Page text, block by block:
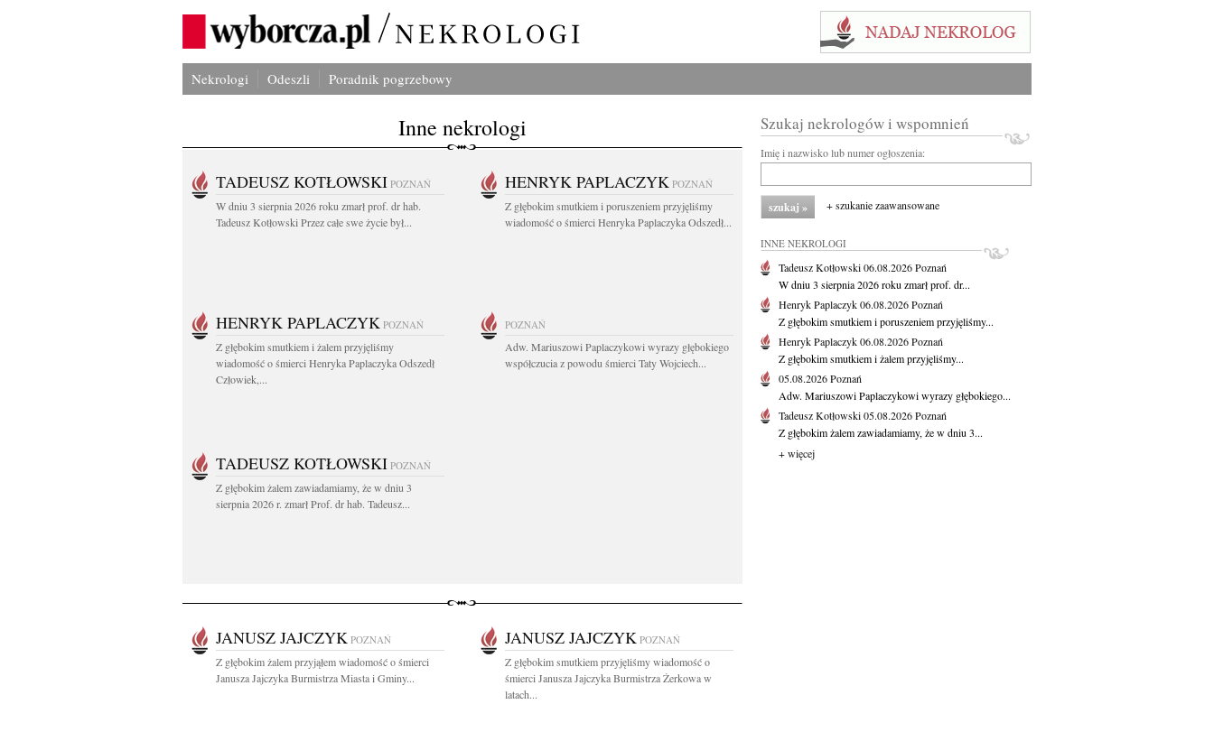
Nekrologi Odeszli Poradnik pogrzebowy
Inne nekrologi
TADEUSZ KOTŁOWSKI POZNAŃ
W dniu 3 sierpnia 2026 roku zmarł prof. dr hab.
Tadeusz Kotłowski Przez całe swe życie był...
HENRYK PAPLACZYK POZNAŃ
Z głębokim smutkiem i poruszeniem przyjęliśmy
wiadomość o śmierci Henryka Paplaczyka Odszedł...
HENRYK PAPLACZYK POZNAŃ
Z głębokim smutkiem i żalem przyjęliśmy
wiadomość o śmierci Henryka Paplaczyka Odszedł
Człowiek,...
POZNAŃ
Adw. Mariuszowi Paplaczykowi wyrazy głębokiego
współczucia z powodu śmierci Taty Wojciech...
TADEUSZ KOTŁOWSKI POZNAŃ
Z głębokim żalem zawiadamiamy, że w dniu 3
sierpnia 2026 r. zmarł Prof. dr hab. Tadeusz...
JANUSZ JAJCZYK POZNAŃ
Z głębokim żalem przyjąłem wiadomość o śmierci
Janusza Jajczyka Burmistrza Miasta i Gminy...
JANUSZ JAJCZYK POZNAŃ
Z głębokim smutkiem przyjęliśmy wiadomość o
śmierci Janusza Jajczyka Burmistrza Żerkowa w
latach...
Szukaj nekrologów i wspomnień
Imię i nazwisko lub numer ogłoszenia:
+ szukanie zaawansowane
INNE NEKROLOGI
Tadeusz Kotłowski06.08.2026Poznań
W dniu 3 sierpnia 2026 roku zmarł prof. dr...
Henryk Paplaczyk06.08.2026Poznań
Z głębokim smutkiem i poruszeniem przyjęliśmy...
Henryk Paplaczyk06.08.2026Poznań
Z głębokim smutkiem i żalem przyjęliśmy...
05.08.2026Poznań
Adw. Mariuszowi Paplaczykowi wyrazy głębokiego...
Tadeusz Kotłowski05.08.2026Poznań
Z głębokim żalem zawiadamiamy, że w dniu 3...
+ więcej